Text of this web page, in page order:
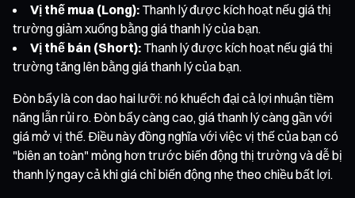
Vị thế mua (Long): Thanh lý được kích hoạt nếu giá thị
trường giảm xuống bằng giá thanh lý của bạn.
Vị thế bán (Short): Thanh lý được kích hoạt nếu giá thị
trường tăng lên bằng giá thanh lý của bạn.
Đòn bẩy là con dao hai lưỡi: nó khuếch đại cả lợi nhuận tiềm
năng lẫn rủi ro. Đòn bẩy càng cao, giá thanh lý càng gần với
giá mở vị thế. Điều này đồng nghĩa với việc vị thế của bạn có
"biên an toàn" mỏng hơn trước biến động thị trường và dễ bị
thanh lý ngay cả khi giá chỉ biến động nhẹ theo chiều bất lợi.